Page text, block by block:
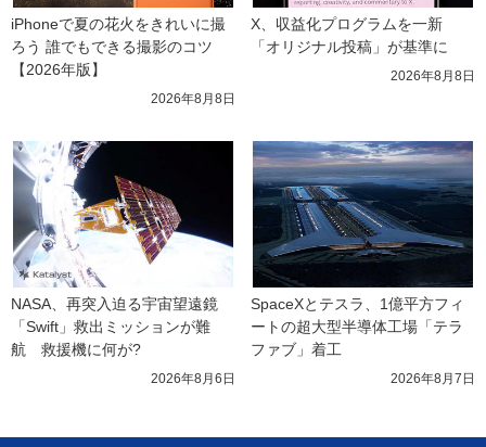
iPhoneで夏の花火をきれいに撮
ろう 誰でもできる撮影のコツ
【2026年版】
2026年8月8日
X、収益化プログラムを一新
「オリジナル投稿」が基準に
2026年8月8日
NASA、再突入迫る宇宙望遠鏡
「Swift」救出ミッションが難
航　救援機に何が?
2026年8月6日
SpaceXとテスラ、1億平方フィ
ートの超大型半導体工場「テラ
ファブ」着工
2026年8月7日